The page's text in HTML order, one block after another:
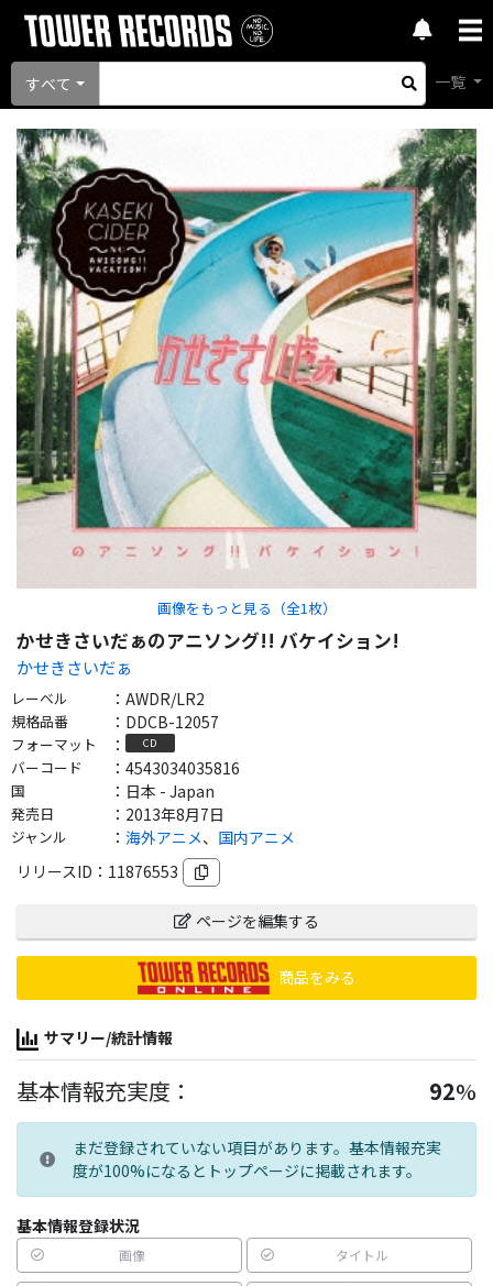
すべて 一覧
画像をもっと見る（全1 枚）
かせきさいだぁのアニソング!! バケイション!
かせきさいだぁ
レーベル ： AWDR/LR2
規格品番 ： DDCB-12057
フォーマット ： CD
バーコード ： 4543034035816
国 ： 日本 - Japan
発売日 ： 2013年8月7日
ジャンル ： 海外アニメ、 国内アニメ
リリースID： 11876553
ページを編集する
商品をみる
サマリー/統計情報
基本情報充実度： 92%
まだ登録されていない項目があります。基本情報充実
度が100%になるとトップページに掲載されます。
基本情報登録状況
画像 タイトル